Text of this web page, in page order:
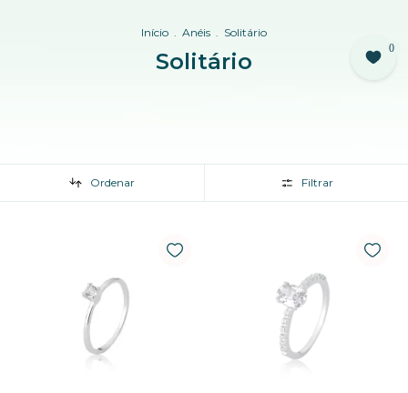
Início . Anéis . Solitário
Solitário
Ordenar Filtrar
0